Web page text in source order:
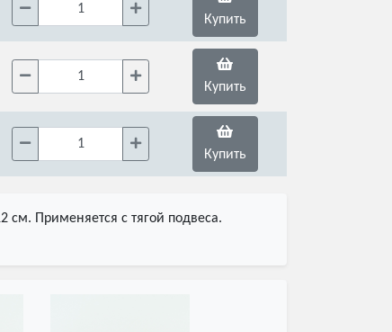
Купить
Купить
Купить
см. Применяется с тягой подвеса.